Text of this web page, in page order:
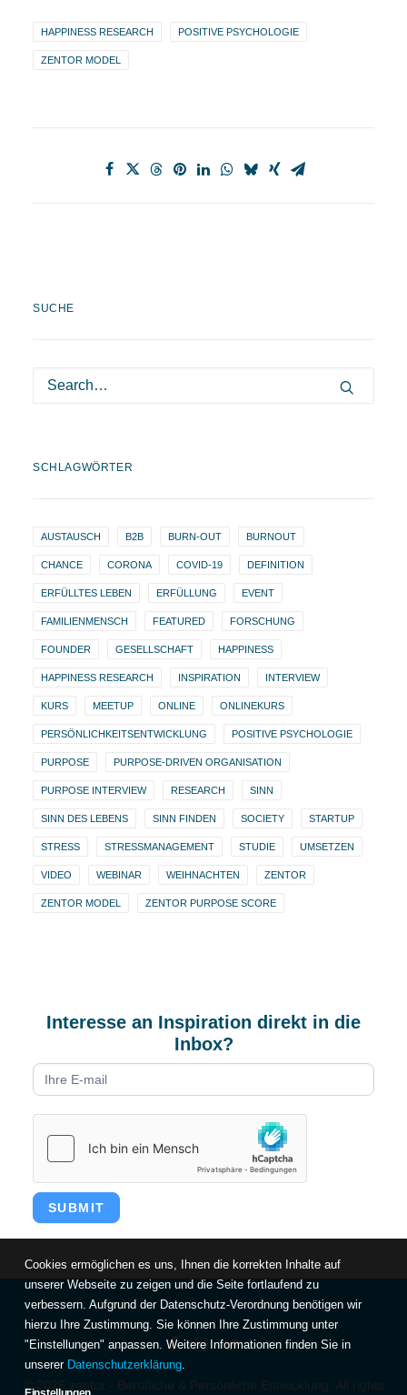
HAPPINESS RESEARCH POSITIVE PSYCHOLOGIE
ZENTOR MODEL
SUCHE
SCHLAGWÖRTER
AUSTAUSCH B2B BURN-OUT BURNOUT
CHANCE CORONA COVID-19 DEFINITION
ERFÜLLTES LEBEN ERFÜLLUNG EVENT
FAMILIENMENSCH FEATURED FORSCHUNG
FOUNDER GESELLSCHAFT HAPPINESS
HAPPINESS RESEARCH INSPIRATION INTERVIEW
KURS MEETUP ONLINE ONLINEKURS
PERSÖNLICHKEITSENTWICKLUNG POSITIVE PSYCHOLOGIE
PURPOSE PURPOSE-DRIVEN ORGANISATION
PURPOSE INTERVIEW RESEARCH SINN
SINN DES LEBENS SINN FINDEN SOCIETY STARTUP
STRESS STRESSMANAGEMENT STUDIE UMSETZEN
VIDEO WEBINAR WEIHNACHTEN ZENTOR
ZENTOR MODEL ZENTOR PURPOSE SCORE
Interesse an Inspiration direkt in die
Inbox?
Newsletter
form
DE
SUBMIT
© 2026 zentor - Berufliche & Persönliche Entwicklung. All rights
Cookies ermöglichen es uns, Ihnen die korrekten Inhalte auf
unserer Webseite zu zeigen und die Seite fortlaufend zu
verbessern. Aufgrund der Datenschutz-Verordnung benötigen wir
hierzu Ihre Zustimmung. Sie können Ihre Zustimmung unter
"Einstellungen" anpassen. Weitere Informationen finden Sie in
unserer Datenschutzerklärung.